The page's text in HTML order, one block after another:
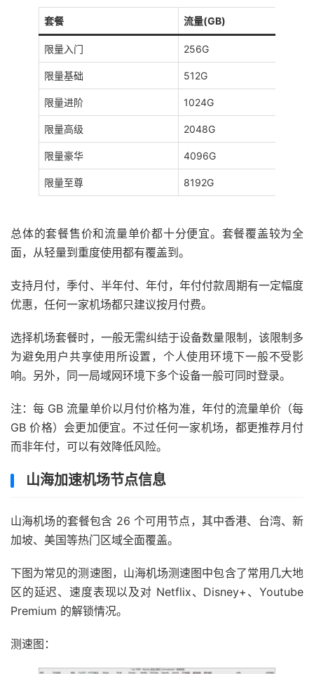
套餐 流量(GB)
限量入门 256G
限量基础 512G
限量进阶 1024G
限量高级 2048G
限量豪华 4096G
限量至尊 8192G
总体的套餐售价和流量单价都十分便宜。套餐覆盖较为全
面，从轻量到重度使用都有覆盖到。
支持月付，季付、半年付、年付，年付付款周期有一定幅度
优惠，任何一家机场都只建议按月付费。
选择机场套餐时，一般无需纠结于设备数量限制，该限制多
为避免用户共享使用所设置，个人使用环境下一般不受影
响。另外，同一局域网环境下多个设备一般可同时登录。
注：每 GB 流量单价以月付价格为准，年付的流量单价（每
GB 价格）会更加便宜。不过任何一家机场，都更推荐月付
而非年付，可以有效降低风险。
山海加速机场节点信息
山海机场的套餐包含 26 个可用节点，其中香港、台湾、新
加坡、美国等热门区域全面覆盖。
下图为常见的测速图，山海机场测速图中包含了常用几大地
区的延迟、速度表现以及对 Netflix、Disney+、Youtube
Premium 的解锁情况。
测速图：